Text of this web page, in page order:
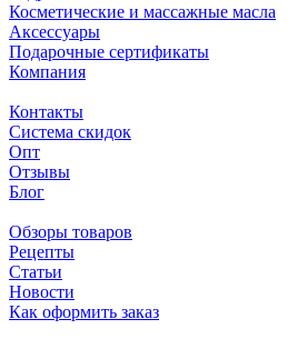
Косметические и массажные масла
Аксессуары
Подарочные сертификаты
Компания
Контакты
Система скидок
Опт
Отзывы
Блог
Обзоры товаров
Рецепты
Статьи
Новости
Как оформить заказ